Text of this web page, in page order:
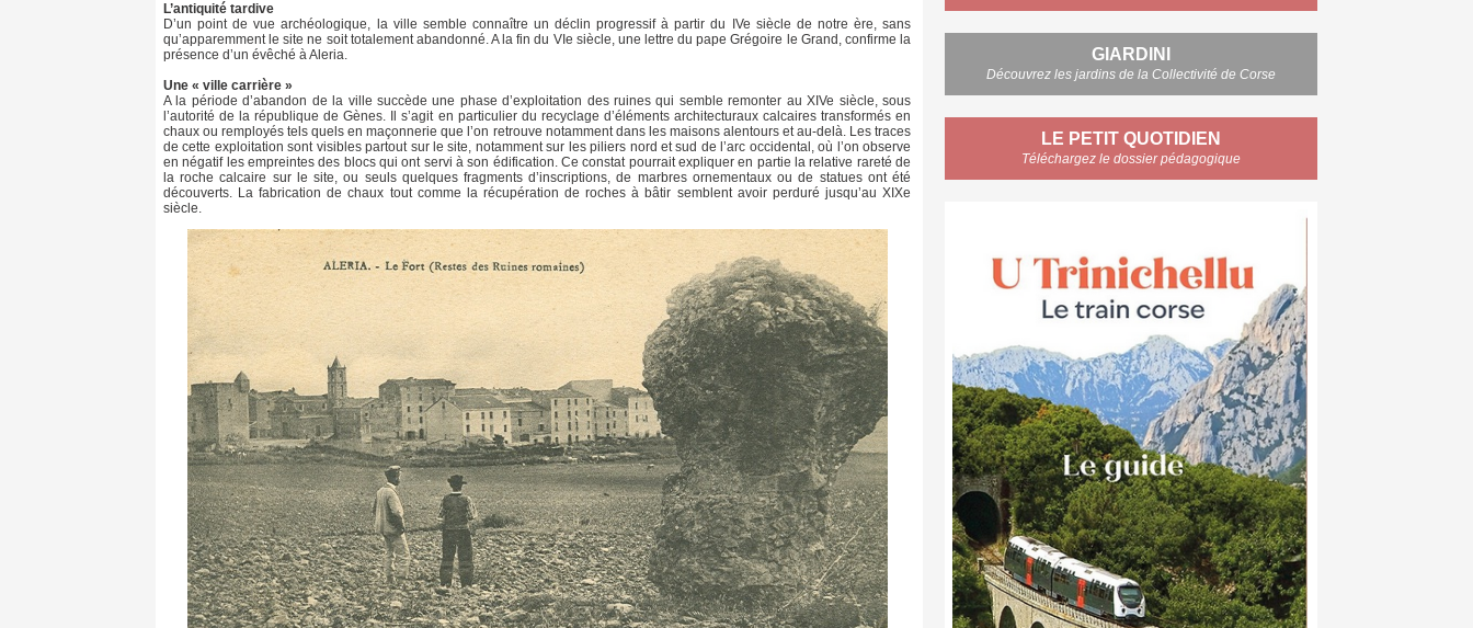
L’antiquité tardive
D’un point de vue archéologique, la ville semble connaître un déclin progressif à partir du IVe siècle de notre ère, sans
qu’apparemment le site ne soit totalement abandonné. A la fin du VIe siècle, une lettre du pape Grégoire le Grand, confirme la
présence d’un évêché à Aleria.
Une « ville carrière »
A la période d’abandon de la ville succède une phase d’exploitation des ruines qui semble remonter au XIVe siècle, sous
l’autorité de la république de Gènes. Il s’agit en particulier du recyclage d’éléments architecturaux calcaires transformés en
chaux ou remployés tels quels en maçonnerie que l’on retrouve notamment dans les maisons alentours et au-delà. Les traces
de cette exploitation sont visibles partout sur le site, notamment sur les piliers nord et sud de l’arc occidental, où l’on observe
en négatif les empreintes des blocs qui ont servi à son édification. Ce constat pourrait expliquer en partie la relative rareté de
la roche calcaire sur le site, ou seuls quelques fragments d’inscriptions, de marbres ornementaux ou de statues ont été
découverts. La fabrication de chaux tout comme la récupération de roches à bâtir semblent avoir perduré jusqu’au XIXe
siècle.
GIARDINI
Découvrez les jardins de la Collectivité de Corse
LE PETIT QUOTIDIEN
Téléchargez le dossier pédagogique